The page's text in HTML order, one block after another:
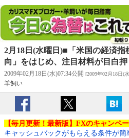
2月18日(水曜日)■「米国の経済
向」をはじめ、注目材料が目白押
2009年02月18日(水)07:34公開 [2009年02月18日(
羊飼い
【毎月更新！最新版】FXのキャンペ
キャッシュバックがもらえる条件が簡